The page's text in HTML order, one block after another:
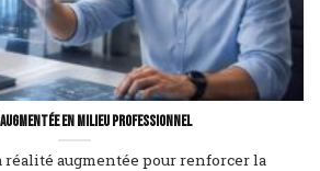
en milieu professionnel
augmentée pour renforcer la